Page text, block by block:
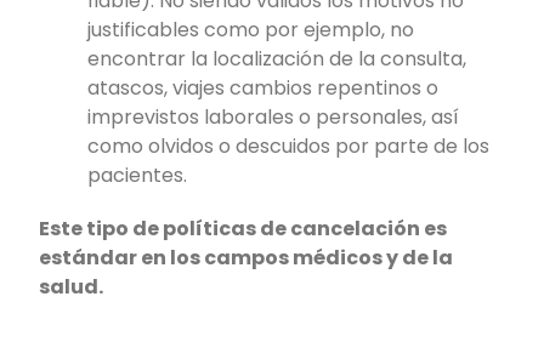
justificables como por ejemplo, no
encontrar la localización de la consulta,
atascos, viajes cambios repentinos o
imprevistos laborales o personales, así
como olvidos o descuidos por parte de los
pacientes.
Este tipo de políticas de cancelación es
estándar en los campos médicos y de la
salud.